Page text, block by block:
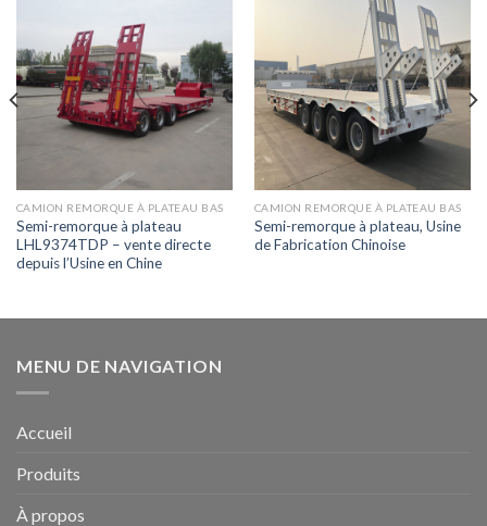
CAMION REMORQUE À PLATEAU BAS
Semi-remorque à plateau
LHL9374TDP – vente directe
depuis l’Usine en Chine
CAMION REMORQUE À PLATEAU BAS
Semi-remorque à plateau, Usine
de Fabrication Chinoise
MENU DE NAVIGATION
Accueil
Produits
À propos